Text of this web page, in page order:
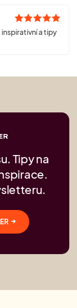
a tipy
Tipy na
→